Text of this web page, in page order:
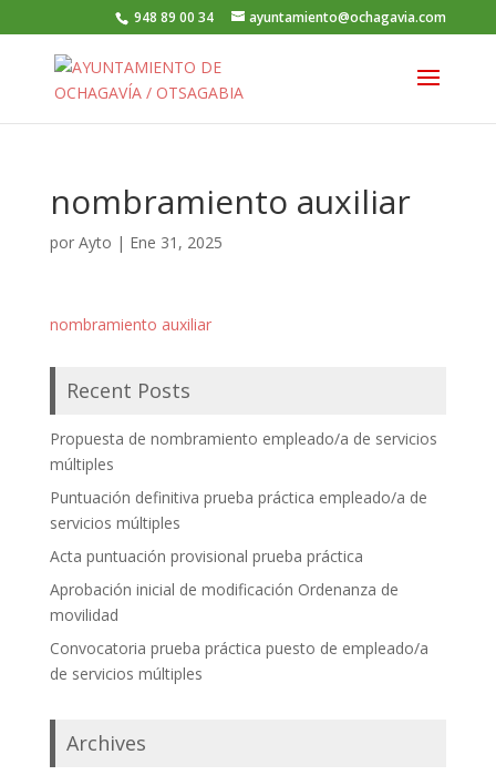
948 89 00 34 ayuntamiento@ochagavia.com
nombramiento auxiliar
por Ayto | Ene 31, 2025
nombramiento auxiliar
Recent Posts
Propuesta de nombramiento empleado/a de servicios
múltiples
Puntuación definitiva prueba práctica empleado/a de
servicios múltiples
Acta puntuación provisional prueba práctica
Aprobación inicial de modificación Ordenanza de
movilidad
Convocatoria prueba práctica puesto de empleado/a
de servicios múltiples
Archives